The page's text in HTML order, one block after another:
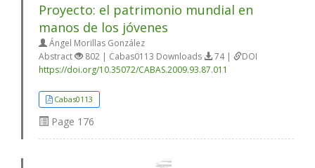
Proyecto: el patrimonio mundial en
manos de los jóvenes
Ángel Morillas González
Abstract
802 | Cabas0113 Downloads 74 |
DOI
https://doi.org/10.35072/CABAS.2009.93.87.011
Cabas0113
Page 176